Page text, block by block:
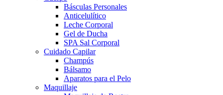
Básculas Personales
Anticelulítico
Leche Corporal
Gel de Ducha
SPA Sal Corporal
Cuidado Capilar
Champús
Bálsamo
Aparatos para el Pelo
Maquillaje